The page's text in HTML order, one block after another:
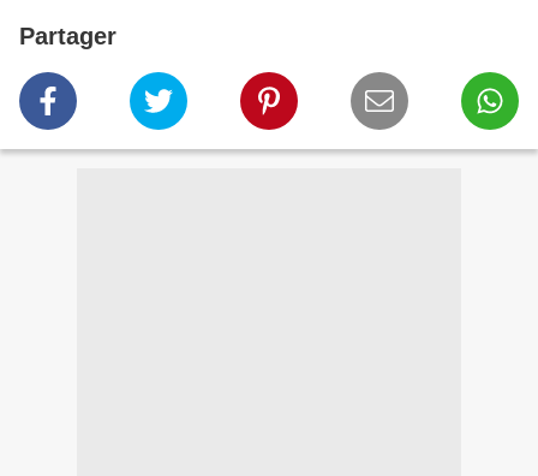
Partager